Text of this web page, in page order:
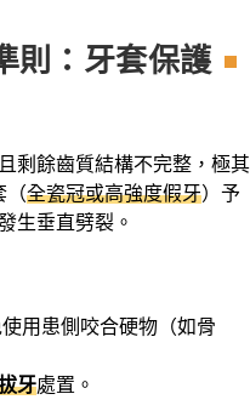
則：牙套保護
剩餘齒質結構不完整，極其
（全瓷冠或高強度假牙）予
生垂直劈裂。
用患側咬合硬物（如骨
牙處置。